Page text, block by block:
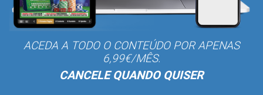
ACEDA A TODO O CONTEÚDO POR APENAS
6,99€/MÊS.
CANCELE QUANDO QUISER